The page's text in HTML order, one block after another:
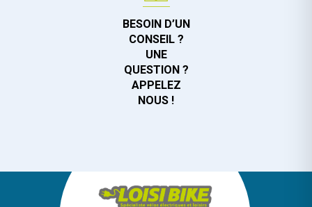
BESOIN D’UN
CONSEIL ?
UNE
QUESTION ?
APPELEZ
NOUS !